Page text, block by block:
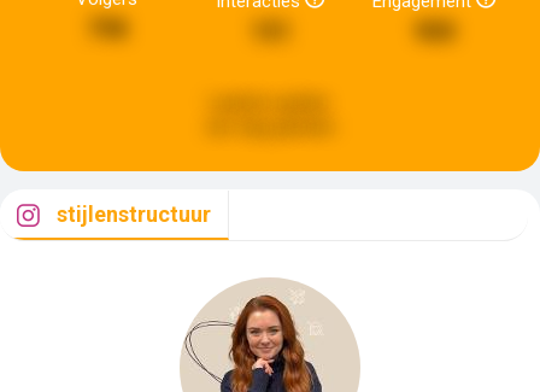
stijlenstructuur